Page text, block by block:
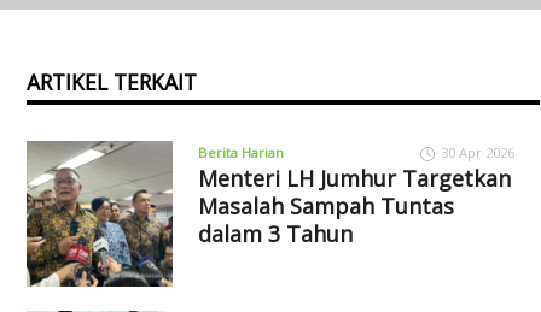
ARTIKEL TERKAIT
Berita Harian 30 Apr 2026
Menteri LH Jumhur Targetkan
Masalah Sampah Tuntas
dalam 3 Tahun